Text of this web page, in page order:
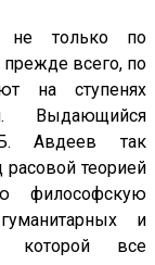
только по
всего, по
на ступенях
Выдающийся
Авдеев так
теорией
философскую
и
которой все